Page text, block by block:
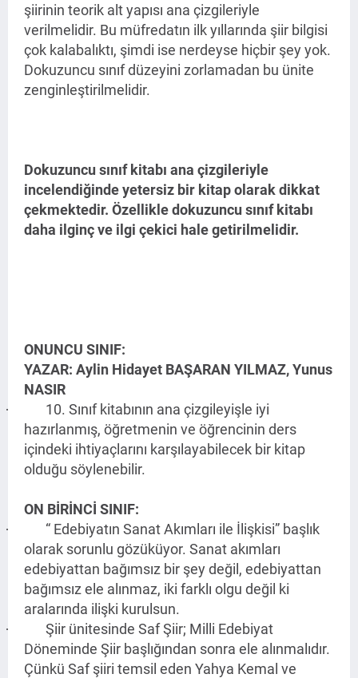
şiirinin teorik alt yapısı ana çizgileriyle
verilmelidir. Bu müfredatın ilk yıllarında şiir bilgisi
çok kalabalıktı, şimdi ise nerdeyse hiçbir şey yok.
Dokuzuncu sınıf düzeyini zorlamadan bu ünite
zenginleştirilmelidir.
Dokuzuncu sınıf kitabı ana çizgileriyle
incelendiğinde yetersiz bir kitap olarak dikkat
çekmektedir. Özellikle dokuzuncu sınıf kitabı
daha ilginç ve ilgi çekici hale getirilmelidir.
ONUNCU SINIF:
YAZAR: Aylin Hidayet BAŞARAN YILMAZ, Yunus
NASIR
·
10. Sınıf kitabının ana çizgileyişle iyi
hazırlanmış, öğretmenin ve öğrencinin ders
içindeki ihtiyaçlarını karşılayabilecek bir kitap
olduğu söylenebilir.
ON BİRİNCİ SINIF:
·
“ Edebiyatın Sanat Akımları ile İlişkisi” başlık
olarak sorunlu gözüküyor. Sanat akımları
edebiyattan bağımsız bir şey değil, edebiyattan
bağımsız ele alınmaz, iki farklı olgu değil ki
aralarında ilişki kurulsun.
·
Şiir ünitesinde Saf Şiir; Milli Edebiyat
Döneminde Şiir başlığından sonra ele alınmalıdır.
Çünkü Saf şiiri temsil eden Yahya Kemal ve